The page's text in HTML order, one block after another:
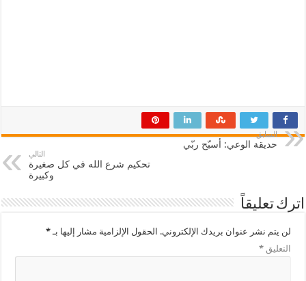
السابق
حديقة الوعي: أسبّح ربّي
التالي
تحكيم شرع الله في كل صغيرة
وكبيرة
اترك تعليقاً
لن يتم نشر عنوان بريدك الإلكتروني. الحقول الإلزامية مشار إليها بـ*
التعليق*